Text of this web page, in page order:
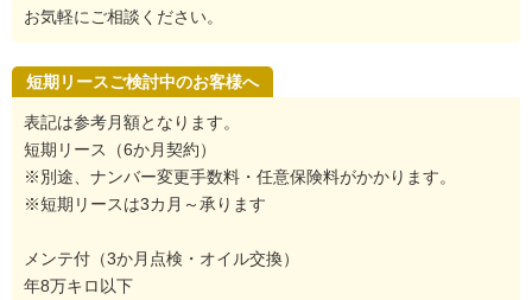
お気軽にご相談ください。
短期リースご検討中のお客様へ
表記は参考月額となります。
短期リース（6か月契約）
※別途、ナンバー変更手数料・任意保険料がかかります。
※短期リースは3カ月～承ります
メンテ付（3か月点検・オイル交換）
年8万キロ以下